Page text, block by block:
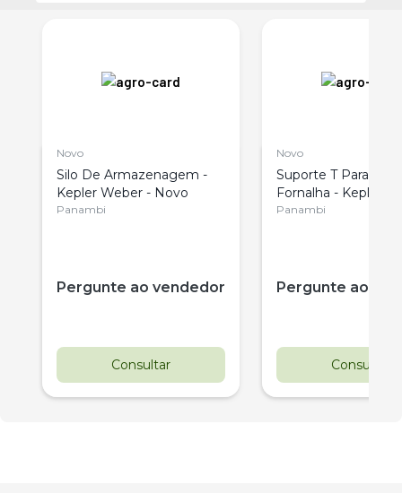
Novo
Silo De Armazenagem -
Kepler Weber - Novo
Panambi
Pergunte ao vendedor
Consultar
Novo
Suporte T Para
Fornalha - Kepler
Novo
Panambi
Pergunte ao
Consultar